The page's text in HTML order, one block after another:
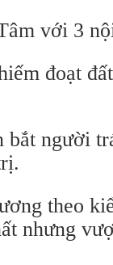
với 3
đoạt
người
theo
nhưng